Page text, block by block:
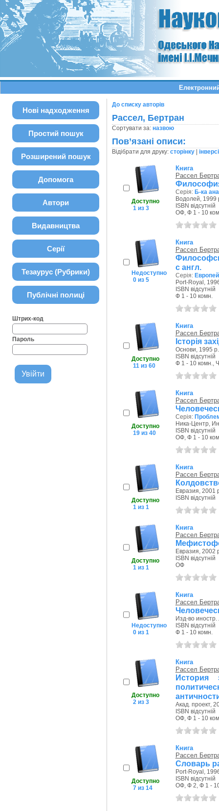
Нові надходження
Простий пошук
Розширений пошук
Допомога
Автори
Видавництва
Серії
Тезаурус (Рубрики)
Публічні полиці
Штрих-код
Пароль
До списку авторів
Рассел, Бертран
Сортувати за: назвою
Пов’язані описи:
Відібрати для друку: сторінку|
Доступно
1 из 3
Книга
Рассел
Серія: Б-ка
Водолей, 1999
ISBN відсутній
ОФ, Ф 1 - 10
Недоступно
0 из 5
Книга
Рассел
с англ.
Серія:
Port-Royal,
ISBN відсутній
Ф 1 - 10 комн.
Доступно
11 из 60
Книга
Рассел
Історія
Основи, 1995 р.
ISBN відсутній
Ф 1 - 10 комн.,
Доступно
19 из 40
Книга
Рассел
Серія:
Ника-Центр,
ISBN відсутній
ОФ, Ф 1 - 10
Доступно
1 из 1
Книга
Рассел
Евразия, 2001
ISBN відсутній
Доступно
1 из 1
Книга
Рассел
Евразия, 2002
ISBN відсутній
ОФ
Недоступно
0 из 1
Книга
Рассел
Изд-во иностр.
ISBN відсутній
Ф 1 - 10 комн.
Доступно
2 из 3
Книга
Рассел
Акад. проект,
ISBN відсутній
ОФ, Ф 1 - 10
Доступно
7 из 14
Книга
Рассел
Словарь
Port-Royal,
ISBN відсутній
ОФ, Ф 2, Ф 1 -